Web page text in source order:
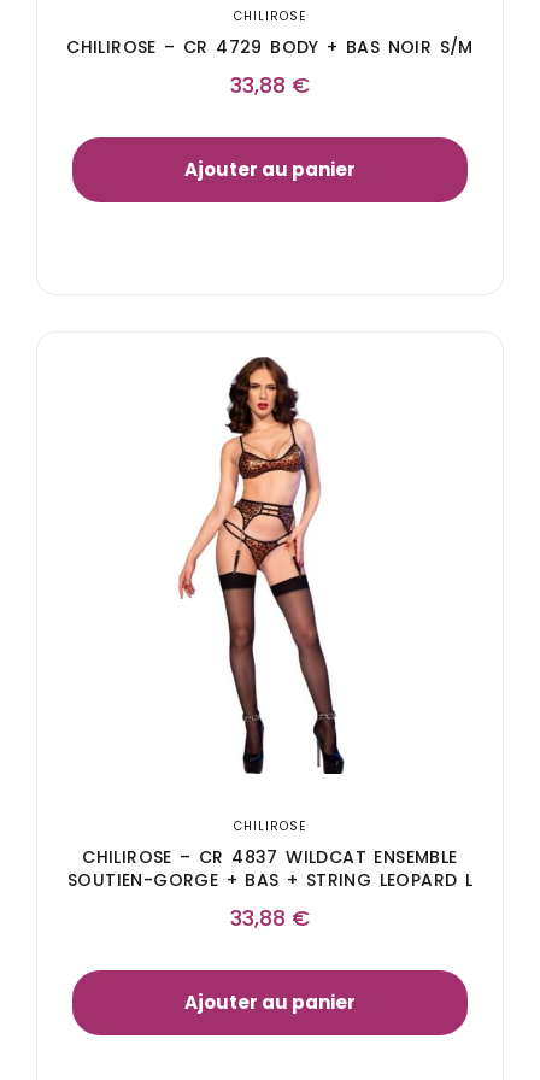
CHILIROSE
CHILIROSE – CR 4729 BODY + BAS NOIR S/M
33,88 €
Ajouter au panier
CHILIROSE
CHILIROSE – CR 4837 WILDCAT ENSEMBLE
SOUTIEN-GORGE + BAS + STRING LEOPARD L
33,88 €
Ajouter au panier